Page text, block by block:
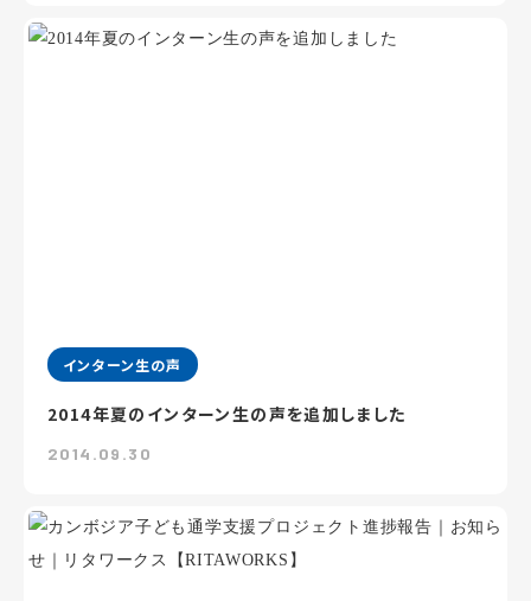
インターン生の声
2014年夏のインターン生の声を追加しました
2014.09.30